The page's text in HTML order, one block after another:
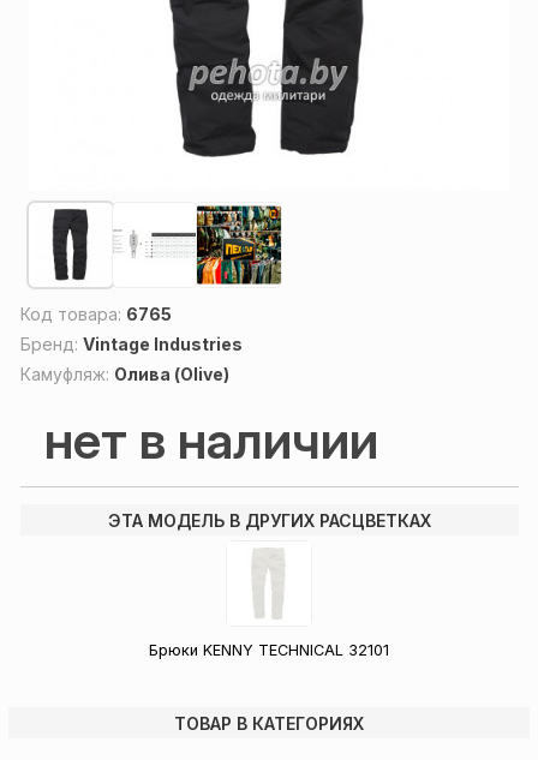
Код товара: 6765
Бренд: Vintage Industries
Камуфляж: Олива (Olive)
нет в наличии
ЭТА МОДЕЛЬ В ДРУГИХ РАСЦВЕТКАХ
Брюки KENNY TECHNICAL 32101
ТОВАР В КАТЕГОРИЯХ